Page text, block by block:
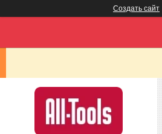
Создать сайт